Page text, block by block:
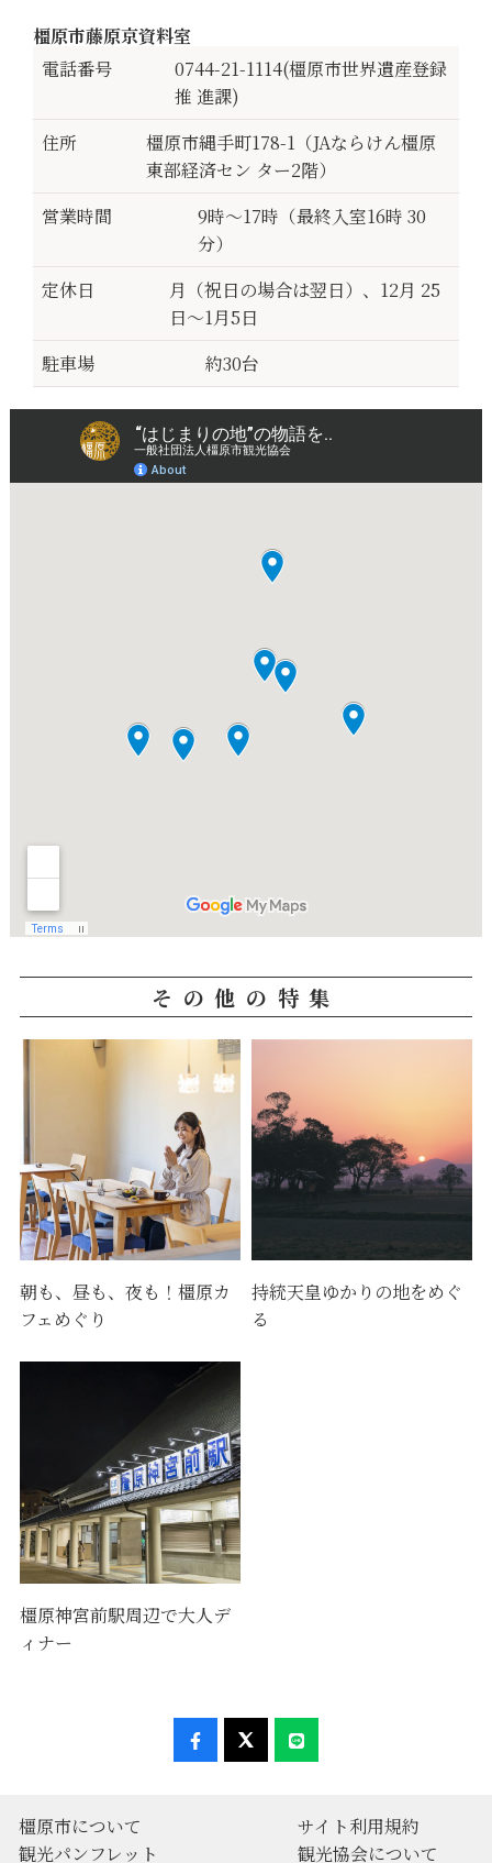
橿原市藤原京資料室
電話番号
0744-21-1114(橿原市世界遺産登録
推 進課)
住所
橿原市縄手町178-1（JAならけん橿原
東部経済セン ター2階）
営業時間
9時〜17時（最終入室16時 30
分）
定休日
月（祝日の場合は翌日）、12月 25
日〜1月5日
駐車場
約30台
その他の特集
朝も、昼も、夜も！橿原カ
フェめぐり
持統天皇ゆかりの地をめぐ
る
橿原神宮前駅周辺で大人デ
ィナー
橿原市について
観光パンフレット
サイト利用規約
観光協会について